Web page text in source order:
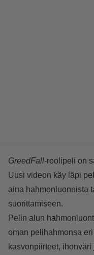
GreedFall-roolipeli on
Uusi videon käy läpi
aina hahmonluonnista
suorittamiseen.
Pelin alun
oman pelihahmonsa
kasvonpiirteet,